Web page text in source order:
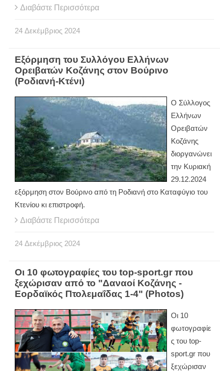
Διαβάστε Περισσότερα
24 Δεκέμβριος 2024
Εξόρμηση του Συλλόγου Ελλήνων
Ορειβατών Κοζάνης στον Βούρινο
(Ροδιανή-Κτένι)
Ο Σύλλογος
Ελλήνων
Ορειβατών
Κοζάνης
διοργανώνει
την Κυριακή
29.12.2024
εξόρμηση στον Βούρινο από τη Ροδιανή στο Καταφύγιο του
Κτενίου κι επιστροφή.
Διαβάστε Περισσότερα
24 Δεκέμβριος 2024
Οι 10 φωτογραφίες του top-sport.gr που
ξεχώρισαν από το "Δαναοί Κοζάνης -
Εορδαϊκός Πτολεμαΐδας 1-4" (Photos)
Οι 10
φωτογραφίε
ς του top-
sport.gr που
ξεχώρισαν